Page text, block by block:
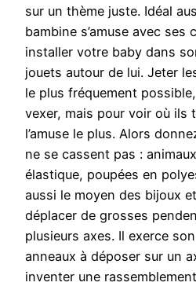
sur un thème juste. Idéal
bambine s’amuse avec
installer votre baby dans
jouets autour de lui. Jeter
le plus fréquement
vexer, mais pour voir où ils
l’amuse le plus. Alors
ne se cassent pas :
élastique, poupées en
aussi le moyen des bijoux
déplacer de grosses
plusieurs axes. Il exerce
anneaux à déposer sur un
inventer une